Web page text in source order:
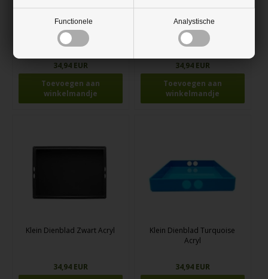
Functionele Analystische
Klein Dienblad Blauw Acryl
34,94 EUR
Klein Dienblad Wit Acryl
34,94 EUR
Klein Dienblad Zwart Acryl
34,94 EUR
Klein Dienblad Turquoise
Acryl
34,94 EUR